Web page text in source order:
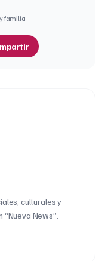
familia
culturales y
News”.